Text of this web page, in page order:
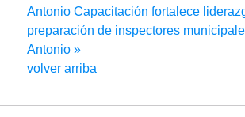
Antonio Capacitación fortalece
preparación de inspectores
Antonio »
volver arriba